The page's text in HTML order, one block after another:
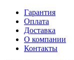
Гарантия
Оплата
Доставка
О компании
Контакты